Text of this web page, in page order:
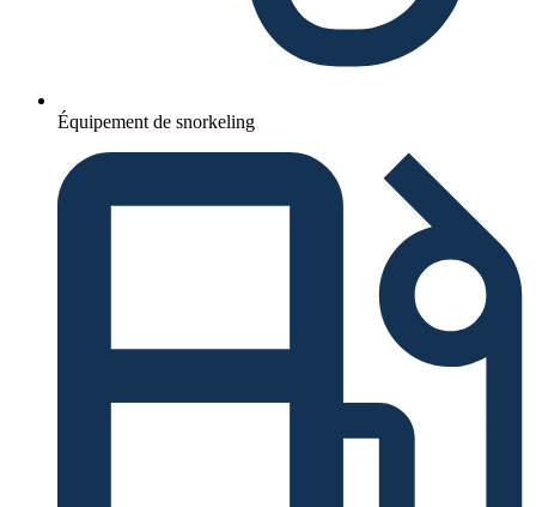
Équipement de snorkeling